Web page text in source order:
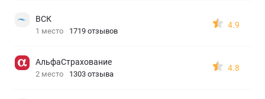
ВСК
1 место 1719 отзывов
4.9
АльфаСтрахование
2 место 1303 отзыва
4.8